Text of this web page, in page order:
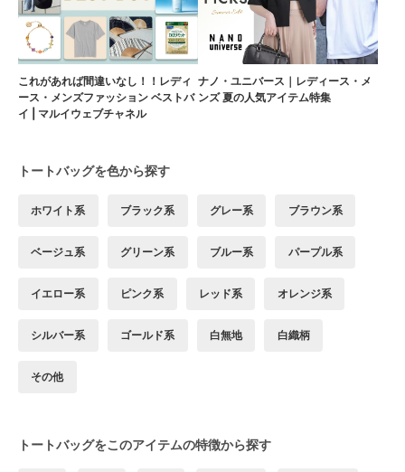
これがあれば間違いなし！！レディ
ース・メンズファッション ベストバ
イ | マルイウェブチャネル
ナノ・ユニバース｜レディース・メ
ンズ 夏の人気アイテム特集
トートバッグを色から探す
ホワイト系 ブラック系 グレー系 ブラウン系
ベージュ系 グリーン系 ブルー系 パープル系
イエロー系 ピンク系 レッド系 オレンジ系
シルバー系 ゴールド系 白無地 白織柄
その他
トートバッグをこのアイテムの特徴から探す